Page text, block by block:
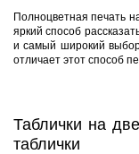
Полноцветная печать
яркий способ
и самый широкий
отличает этот способ
Таблички на
таблички